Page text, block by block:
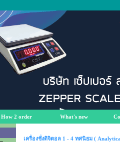
How 2 order What's new
เครื่องชั่งดิจิตอล 1 - 4 ทศนิยม (